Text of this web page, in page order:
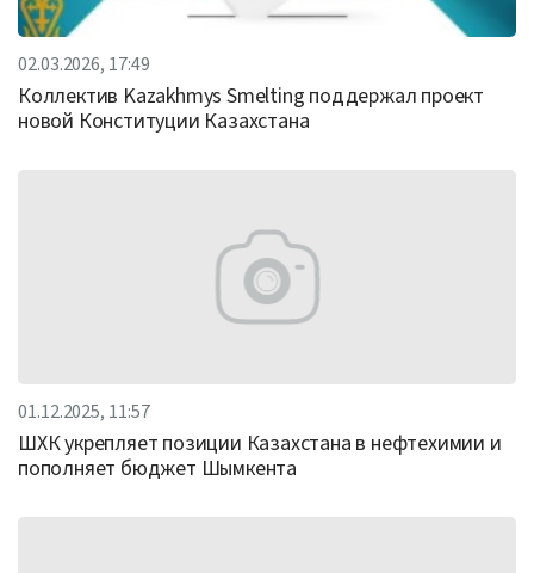
02.03.2026, 17:49
Коллектив Kazakhmys Smelting поддержал проект
новой Конституции Казахстана
01.12.2025, 11:57
ШХК укрепляет позиции Казахстана в нефтехимии и
пополняет бюджет Шымкента